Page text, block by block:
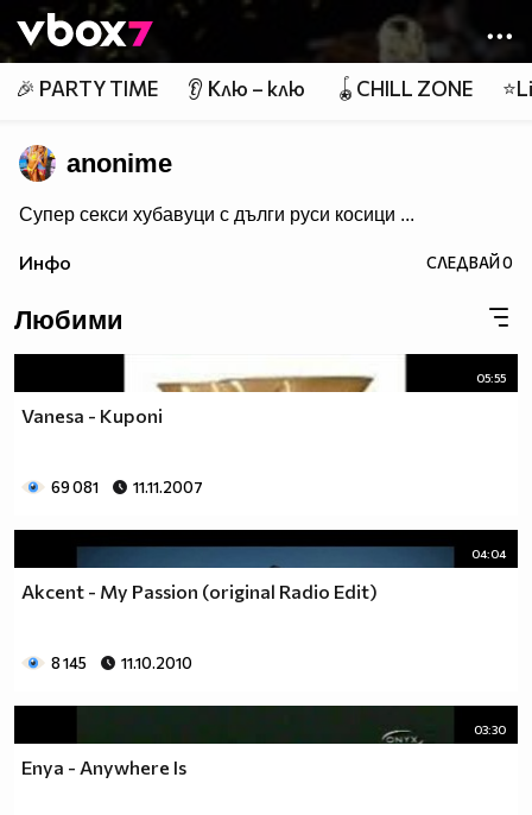
Member of
👾
🎉 PARTY TIME 👂 Клю – клю 🪀CHILL ZONE
anonime
Супер секси хубавуци с дълги руси косици ...
Инфо СЛЕДВАЙ0
Любими
05:55
Vanesa - Kuponi
69 081 11.11.2007
04:04
Akcent - My Passion (original Radio Edit)
8 145 11.10.2010
03:30
Enya - Anywhere Is